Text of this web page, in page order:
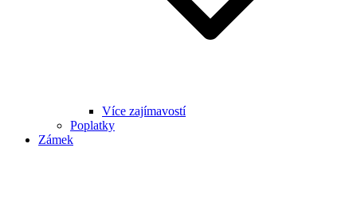
Více zajímavostí
Poplatky
Zámek